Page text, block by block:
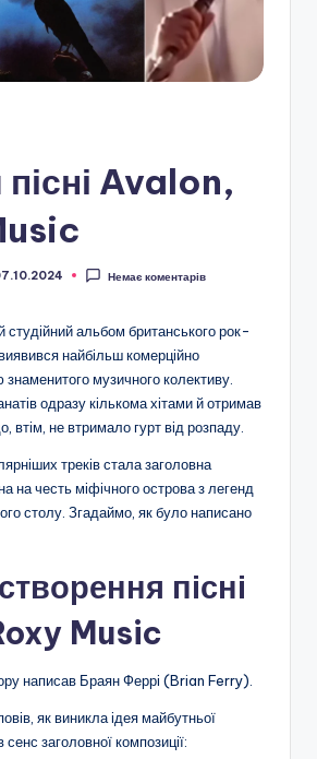
пісні Avalon,
Немає коментарів
студійний альбом британського рок-
найбільш комерційно
музичного колективу.
одразу кількома хітами й отримав
втім, не втримало гурт від розпаду.
треків стала заголовна
на честь міфічного острова з легенд
столу. Згадаймо, як було написано
пісні
Music
написав Браян Феррі (Brian Ferry).
як виникла ідея майбутньої
сенс заголовної композиції: